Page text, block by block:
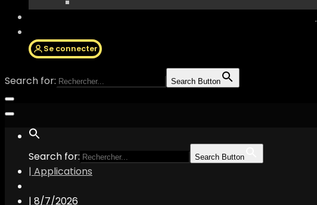
Se connecter
Search for: Search Button
Search for: Search Button
| Applications
| 8/7/2026